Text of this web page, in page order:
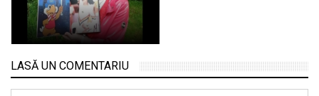
LASĂ UN COMENTARIU